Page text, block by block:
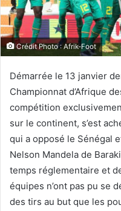
Crédit Photo : Afrik-Foot
Démarrée le 13 janvier
Championnat d’Afrique
compétition
sur le continent, s’est
qui a opposé le Sénégal
Nelson Mandela de
temps réglementaire et
équipes n’ont pas pu se
des tirs au but que les